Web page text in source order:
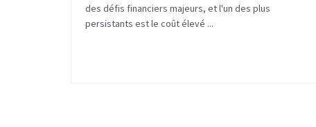
des défis financiers majeurs, et l'un des plus
persistants est le coût élevé ...